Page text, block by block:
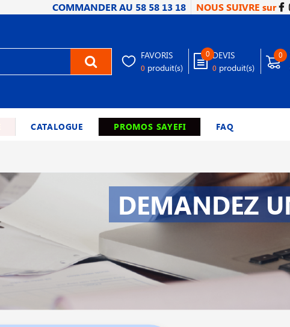
COMMANDER AU 58 58 13 18 NOUS SUIVRE sur
FAVORIS
0 produit(s)
0 DEVIS
0 produit(s)
0
CATALOGUE PROMOS SAYEFI FAQ
DEMANDEZ